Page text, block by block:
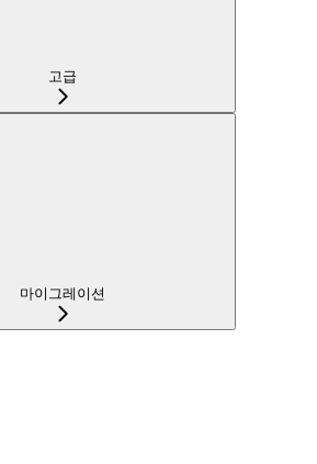
고급
마이그레이션